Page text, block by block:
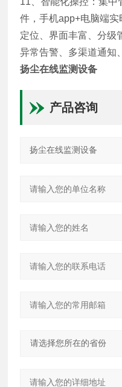
件，手机app+电脑端
定位、界面丰富、分级
异常告警、多渠道通知
扬尘在线监测设备
产品咨询